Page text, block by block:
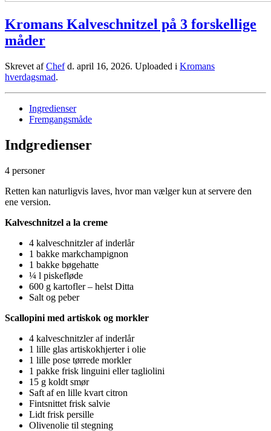
Kromans Kalveschnitzel på 3 forskellige
måder
Skrevet afChefd. april 16, 2026. Uploaded i Kromans
hverdagsmad.
Ingredienser
Fremgangsmåde
Indgredienser
4 personer
Retten kan naturligvis laves, hvor man vælger kun at servere den
ene version.
Kalveschnitzel a la creme
4 kalveschnitzler af inderlår
1 bakke markchampignon
1 bakke bøgehatte
¼ l piskefløde
600 g kartofler – helst Ditta
Salt og peber
Scallopini med artiskok og morkler
4 kalveschnitzler af inderlår
1 lille glas artiskokhjerter i olie
1 lille pose tørrede morkler
1 pakke frisk linguini eller tagliolini
15 g koldt smør
Saft af en lille kvart citron
Fintsnittet frisk salvie
Lidt frisk persille
Olivenolie til stegning